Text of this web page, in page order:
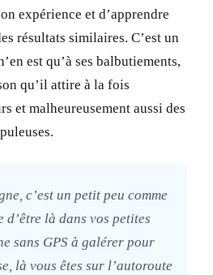
expérience et d’apprendre
résultats similaires. C’est un
est qu’à ses balbutiements,
qu’il attire à la fois
et malheureusement aussi des
c’est un petit peu comme
d’être là dans vos petites
sans GPS à galérer pour
là vous êtes sur l’autoroute